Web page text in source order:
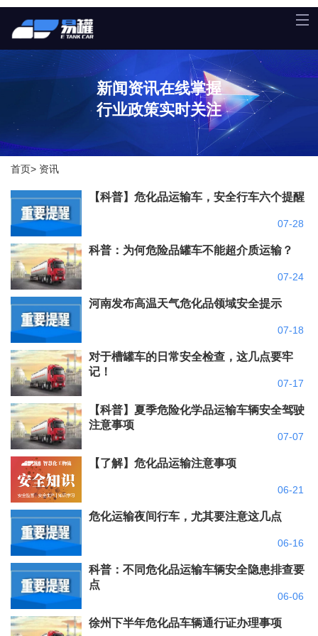
新闻资讯在线掌握
行业政策实时关注
首页> 资讯
【科普】危化品运输车，安全行车六个提醒
07-28
科普：为何危险品罐车不能超介质运输？
07-24
河南发布高温天气危化品领域安全提示
07-18
对于槽罐车的日常安全检查，这几点要牢
记！
07-17
【科普】夏季危险化学品运输车辆安全驾驶
注意事项
07-07
【了解】危化品运输注意事项
06-21
危化运输夜间行车，尤其要注意这几点
06-16
科普：不同危化品运输车辆安全隐患排查要
点
06-06
徐州下半年危化品车辆通行证办理事项